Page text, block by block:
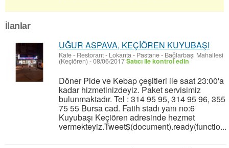
İlanlar
UĞUR ASPAVA, KEÇİÖREN KUYUBAŞI
Kafe - Restorant - Lokanta - Pastane- Bağlarbaşı Mahallesi
(Keçiören) -08/06/2017Satıcı ile kontrol edin
Döner Pide ve Kebap çeşitleri ile saat 23:00'a
kadar hizmetinizdeyiz. Paket servisimiz
bulunmaktadır. Tel : 314 95 95, 314 95 96, 355
75 55 Bursa cad. Fatih stadı yanı no:6
Kuyubaşı Keçiören adresinde hezmet
vermekteyiz.Tweet$(document).ready(functio...